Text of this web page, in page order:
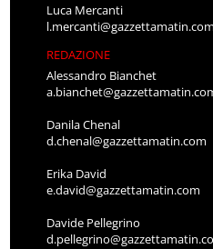
Luca Mercanti
l.mercanti@gazzettamatin.com
REDAZIONE
Alessandro Bianchet
Danila Chenal
d.chenal@gazzettamatin.com
Erika David
e.david@gazzettamatin.com
Davide Pellegrino